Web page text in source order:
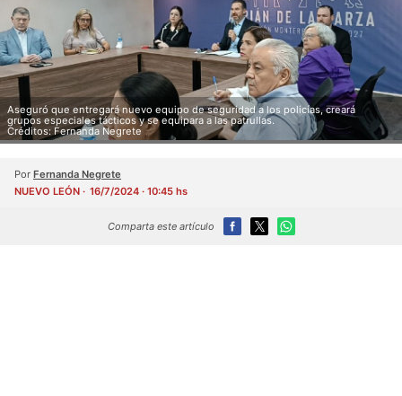
Aseguró que entregará nuevo equipo de seguridad a los policías, creará
grupos especiales tácticos y se equipara a las patrullas.
Créditos: Fernanda Negrete
Por Fernanda Negrete
NUEVO LEÓN
16/7/2024 · 10:45 hs
Comparta este artículo